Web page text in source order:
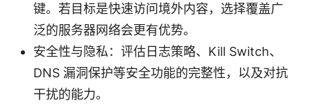
键。若目标是快速访问境外内容，选择覆盖广
泛的服务器网络会更有优势。
安全性与隐私：评估日志策略、Kill Switch、
DNS 漏洞保护等安全功能的完整性，以及对抗
干扰的能力。